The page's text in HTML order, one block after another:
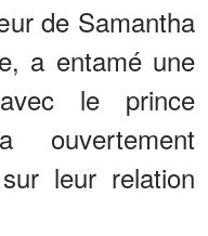
de Samantha
a entamé une
le prince
ouvertement
leur relation